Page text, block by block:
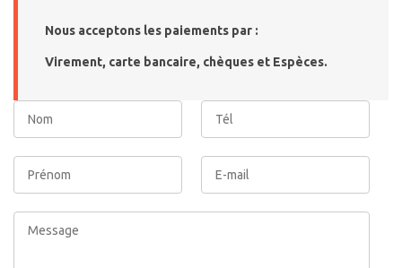
Nous acceptons les paiements par :
Virement, carte bancaire, chèques et Espèces.